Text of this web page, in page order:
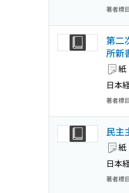
著者標
第二
所新
紙
日本
著者標
民主
紙
日本
著者標